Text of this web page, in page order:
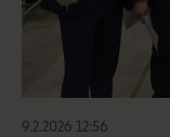
9.2.2026 12:56